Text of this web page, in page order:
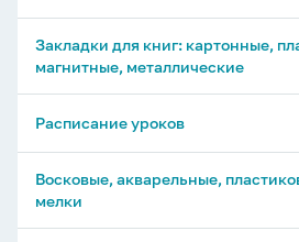
Закладки для книг: картонные,
магнитные, металлические
Расписание уроков
Восковые, акварельные,
мелки